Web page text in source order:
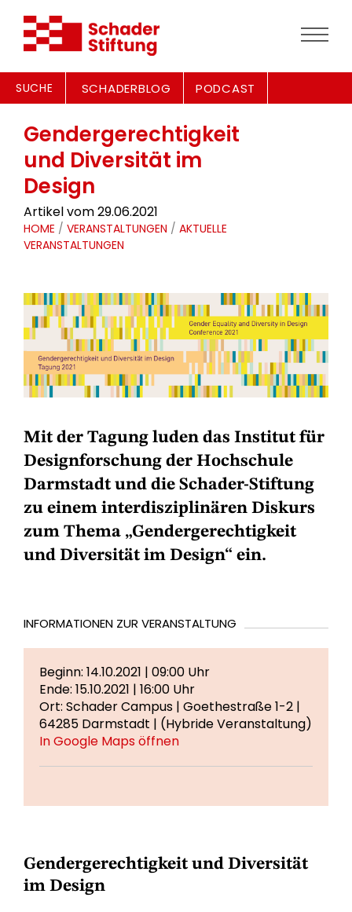
SUCHE SCHADERBLOG PODCAST
Gendergerechtigkeit
und Diversität im
Design
Artikel vom 29.06.2021
HOME / VERANSTALTUNGEN / AKTUELLE
VERANSTALTUNGEN
Mit der Tagung luden das Institut für
Designforschung der Hochschule
Darmstadt und die Schader-Stiftung
zu einem interdisziplinären Diskurs
zum Thema „Gendergerechtigkeit
und Diversität im Design“ ein.
INFORMATIONEN ZUR VERANSTALTUNG
Beginn: 14.10.2021 | 09:00 Uhr
Ende: 15.10.2021 | 16:00 Uhr
Ort: Schader Campus | Goethestraße 1-2 |
64285 Darmstadt | (Hybride Veranstaltung)
In Google Maps öffnen
Gendergerechtigkeit und Diversität
im Design